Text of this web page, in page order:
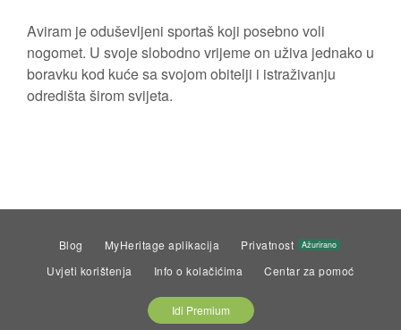
Aviram je oduševljeni sportaš koji posebno voli
nogomet. U svoje slobodno vrijeme on uživa jednako u
boravku kod kuće sa svojom obitelji i istraživanju
odredišta širom svijeta.
Blog MyHeritage aplikacija Privatnost Ažurirano
Uvjeti korištenja Info o kolačićima Centar za pomoć
Idi Premium